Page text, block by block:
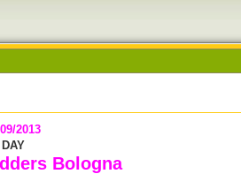
2013
DAY
Bologna